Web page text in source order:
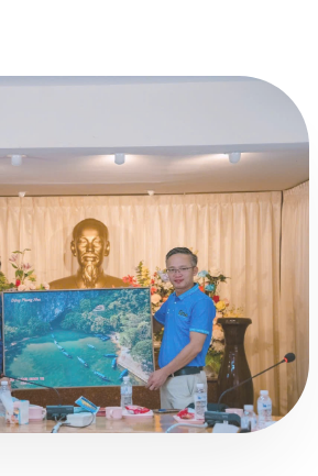
quan tại Khu tưởng niệm Chủ
làng Nachok (Bản Mạy), tỉnh
khu di tích lịch sử về Chủ tịch Hồ